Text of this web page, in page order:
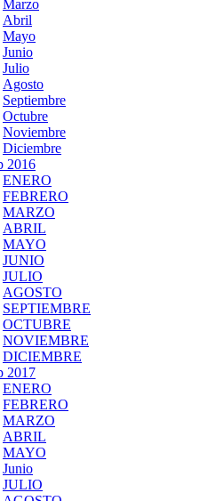
Marzo
Abril
Mayo
Junio
Julio
Agosto
Septiembre
Octubre
Noviembre
Diciembre
2016
ENERO
FEBRERO
MARZO
ABRIL
MAYO
JUNIO
JULIO
AGOSTO
SEPTIEMBRE
OCTUBRE
NOVIEMBRE
DICIEMBRE
2017
ENERO
FEBRERO
MARZO
ABRIL
MAYO
Junio
JULIO